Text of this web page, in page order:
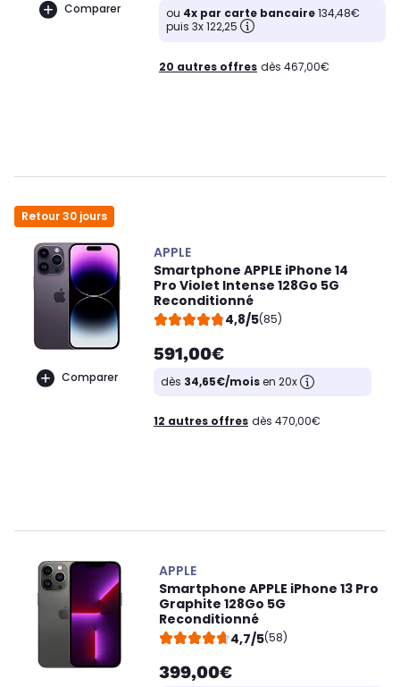
Comparer ou 4x par carte bancaire134,48€
puis 3x 122,25
20 autres offres dès 467,00€
Retour 30 jours
Comparer
APPLE
Smartphone APPLE iPhone 14
Pro Violet Intense 128Go 5G
Reconditionné
4,8/5(85)
591,00€
dès 34,65€/moisen 20x
12 autres offres dès 470,00€
APPLE
Smartphone APPLE iPhone 13 Pro
Graphite 128Go 5G
Reconditionné
4,7/5(58)
399,00€